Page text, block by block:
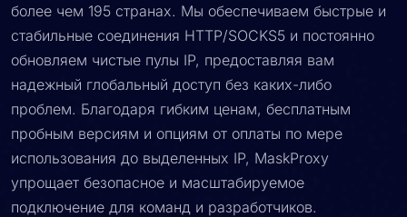
более чем 195 странах. Мы обеспечиваем быстрые и
стабильные соединения HTTP/SOCKS5 и постоянно
обновляем чистые пулы IP, предоставляя вам
надежный глобальный доступ без каких-либо
проблем. Благодаря гибким ценам, бесплатным
пробным версиям и опциям от оплаты по мере
использования до выделенных IP, MaskProxy
упрощает безопасное и масштабируемое
подключение для команд и разработчиков.